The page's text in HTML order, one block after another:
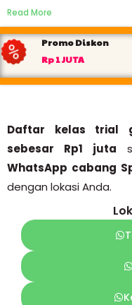
Read More
Promo Diskon
Rp 1 JUTA
Daftar kelas trial
sebesar Rp1 juta
WhatsApp cabang
dengan lokasi Anda.